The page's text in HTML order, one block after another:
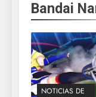
Bandai
NOTICIAS DE